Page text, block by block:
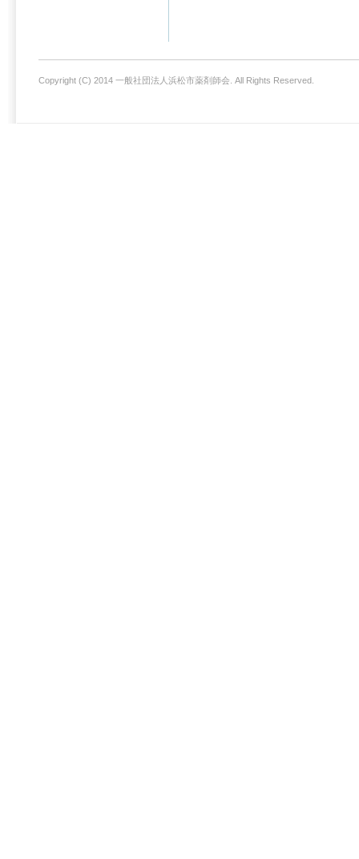
Copyright (C) 2014 一般社団法人浜松市薬剤師会. All Rights Reserved.